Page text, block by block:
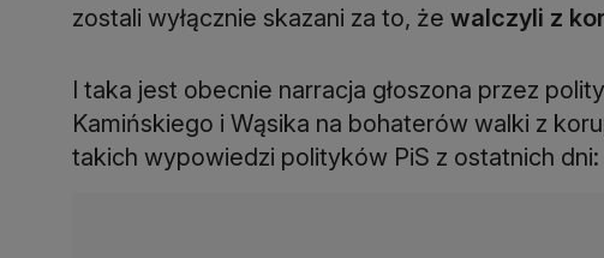
zostali wyłącznie skazani za to, że walczyli z
I taka jest obecnie narracja głoszona przez
Kamińskiego i Wąsika na bohaterów walki z
takich wypowiedzi polityków PiS z ostatnich dni: